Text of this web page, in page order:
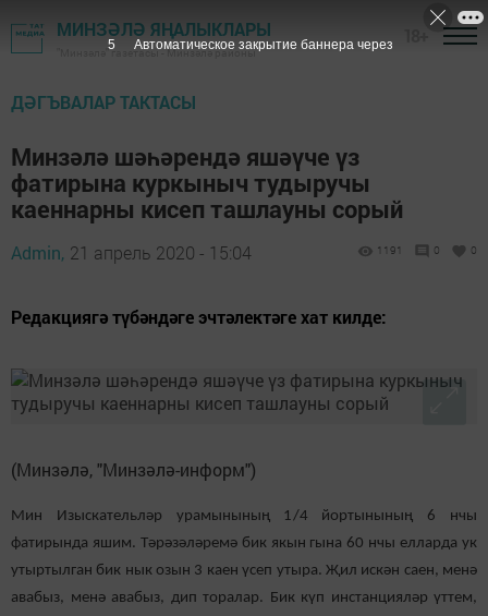
МИНЗӘЛӘ ЯҢАЛЫКЛАРЫ
"Минзәлә" газетасы - Минзәлә районы
ДӘГЪВАЛАР ТАКТАСЫ
Минзәлә шәһәрендә яшәүче үз
фатирына куркыныч тудыручы
каеннарны кисеп ташлауны сорый
Admin, 21 апрель 2020 - 15:04 1191 0 0
Редакциягә түбәндәге эчтәлектәге хат килде:
(Минзәлә, "Минзәлә-информ")
Мин Изыскательләр урамынының 1/4 йортынының 6 нчы
фатирында яшим. Тәрәзәләремә бик якын гына 60 нчы елларда ук
утыртылган бик нык озын 3 каен үсеп утыра. Җил искән саен, менә
авабыз, менә авабыз, дип торалар. Бик күп инстанцияләр үттем,
4 Автоматическое закрытие баннера через